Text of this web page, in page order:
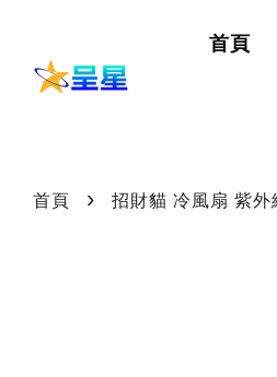
首頁
首頁 › 招財貓 冷風扇 紫